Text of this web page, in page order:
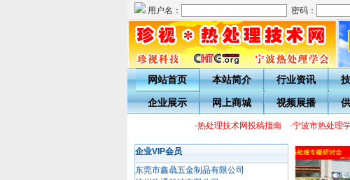
用户名： 密码：
网站首页 本站简介 行业资讯
企业展示 网上商城 视频展播
热处理技术网投稿指南 · 宁波市热处理学
企业VIP会员
中山市珍视新材料科技有限公司
宁波城市职业技术学院
中国兵器科学研究院 宁波分院
宁波瑞品轴承有限公司
东莞市鑫骉五金制品有限公司
杭州热通科技有限公司